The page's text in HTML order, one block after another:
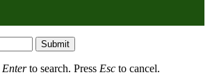
Submit
Enterto search. Press Esc to cancel.